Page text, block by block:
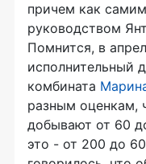
причем как
руководством
Помнится, в
исполнительный
комбината
разным оценкам,
добывают от 60
это - от 200 до